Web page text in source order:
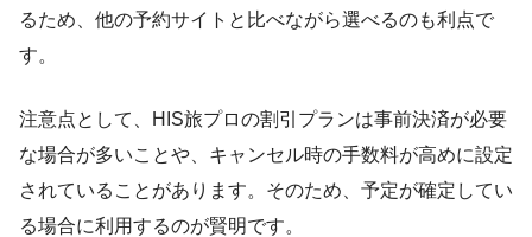
るため、他の予約サイトと比べながら選べるのも利点で
す。
注意点として、HIS旅プロの割引プランは事前決済が必要
な場合が多いことや、キャンセル時の手数料が高めに設定
されていることがあります。そのため、予定が確定してい
る場合に利用するのが賢明です。